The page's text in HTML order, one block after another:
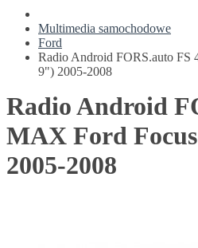
Multimedia samochodowe
Ford
Radio Android FORS.auto
9") 2005-2008
Radio Android
MAX Ford
2005-2008